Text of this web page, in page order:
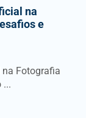
na
e
Fotografia
...